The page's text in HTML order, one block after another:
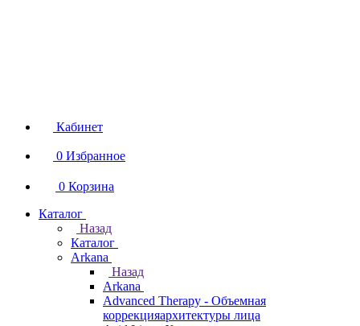
Кабинет
0 Избранное
0 Корзина
Каталог
Назад
Каталог
Arkana
Назад
Arkana
Advanced Therapy - Объемная
коррекцияархитектуры лица